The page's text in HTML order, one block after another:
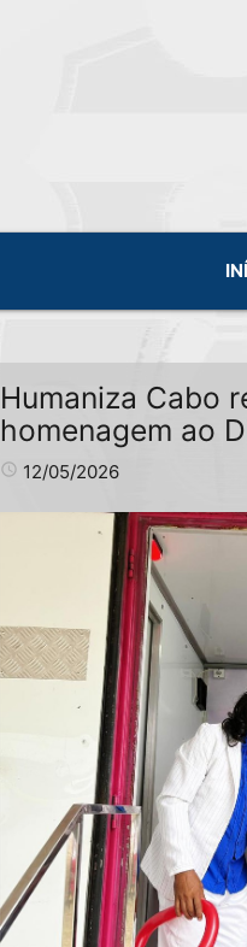
Humaniza Cabo
homenagem ao
access_time 12/05/2026